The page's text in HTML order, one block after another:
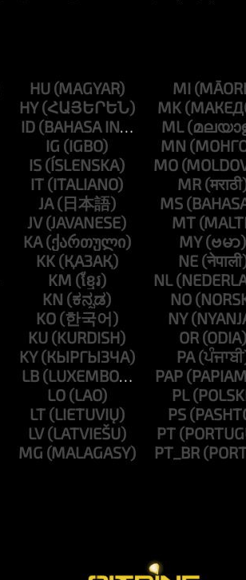
HU
HY
ID
IG
IS
IT
JA
JV
KA
KK
KM
KN
KO
KU
KY
LB
LO
LT
LV
MG
MI
MK
ML
MN
MO
MR
MS
MT
MY
NE
NL
NO
NY
OR
PA
PAP
PL
PS
PT
PT_BR